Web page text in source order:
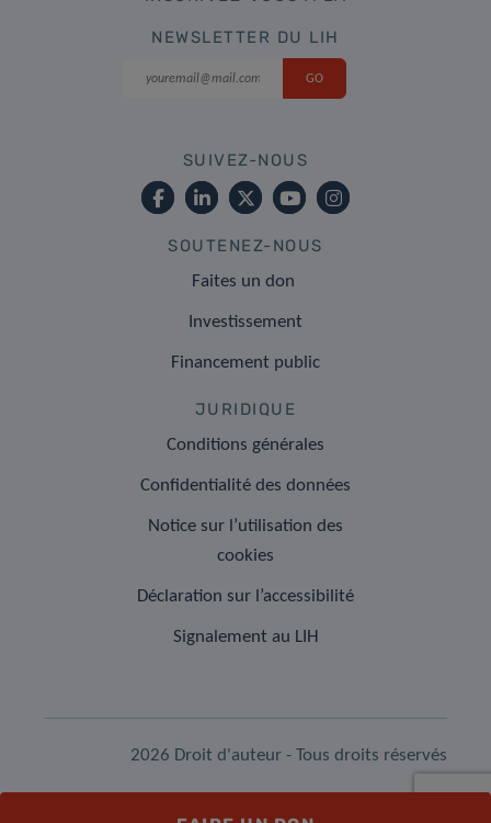
NEWSLETTER DU LIH
SUIVEZ-NOUS
SOUTENEZ-NOUS
Faites un don
Investissement
Financement public
JURIDIQUE
Conditions générales
Confidentialité des données
Notice sur l’utilisation des
cookies
Déclaration sur l’accessibilité
Signalement au LIH
2026 Droit d'auteur - Tous droits réservés